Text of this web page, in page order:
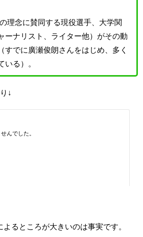
理念に賛同する現役選手、大学関
ーナリスト、ライター他）がその動
すでに廣瀬俊朗さんをはじめ、多く
いる）。
↓
るところが大きいのは事実です。